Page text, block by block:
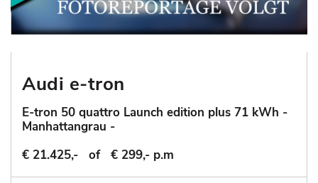
Audi e-tron
E-tron 50 quattro Launch edition plus 71 kWh -
Manhattangrau -
€ 21.425,-
of € 299,- p.m